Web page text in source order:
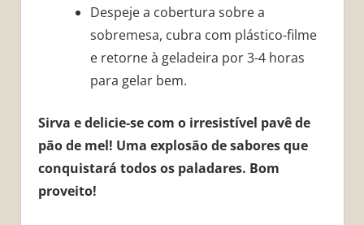
Despeje a cobertura sobre a
sobremesa, cubra com plástico-filme
e retorne à geladeira por 3-4 horas
para gelar bem.
Sirva e delicie-se com o irresistível pavê de
pão de mel! Uma explosão de sabores que
conquistará todos os paladares. Bom
proveito!